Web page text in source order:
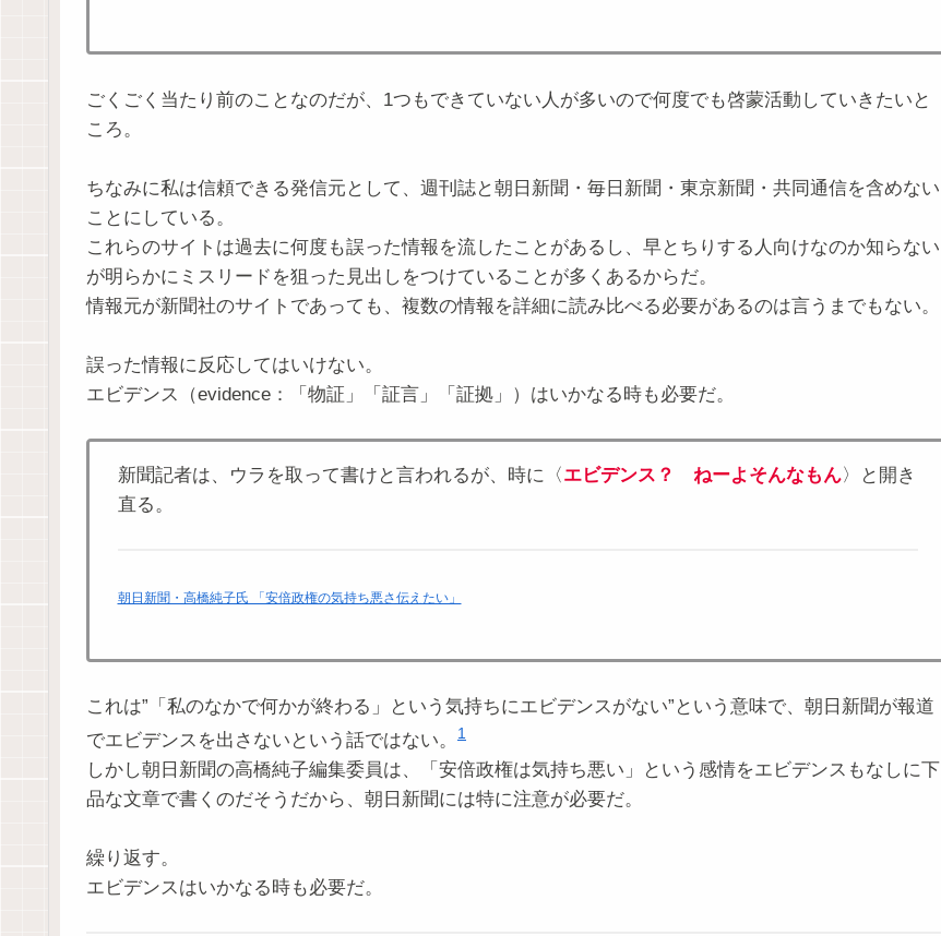
ごくごく当たり前のことなのだが、1つもできていない人が多いので何度でも啓蒙活動していきたいと
ころ。
ちなみに私は信頼できる発信元として、週刊誌と朝日新聞・毎日新聞・東京新聞・共同通信を含めない
ことにしている。
これらのサイトは過去に何度も誤った情報を流したことがあるし、早とちりする人向けなのか知らない
が明らかにミスリードを狙った見出しをつけていることが多くあるからだ。
情報元が新聞社のサイトであっても、複数の情報を詳細に読み比べる必要があるのは言うまでもない。
誤った情報に反応してはいけない。
エビデンス（evidence：「物証」「証言」「証拠」）はいかなる時も必要だ。
新聞記者は、ウラを取って書けと言われるが、時に〈 エビデンス？ ねーよそんなもん〉と開き
直る。
朝日新聞・高橋純子氏 「安倍政権の気持ち悪さ伝えたい」
これは”「私のなかで何かが終わる」という気持ちにエビデンスがない”という意味で、朝日新聞が報道
でエビデンスを出さないという話ではない。
1
しかし朝日新聞の高橋純子編集委員は、「安倍政権は気持ち悪い」という感情をエビデンスもなしに下
品な文章で書くのだそうだから、朝日新聞には特に注意が必要だ。
繰り返す。
エビデンスはいかなる時も必要だ。